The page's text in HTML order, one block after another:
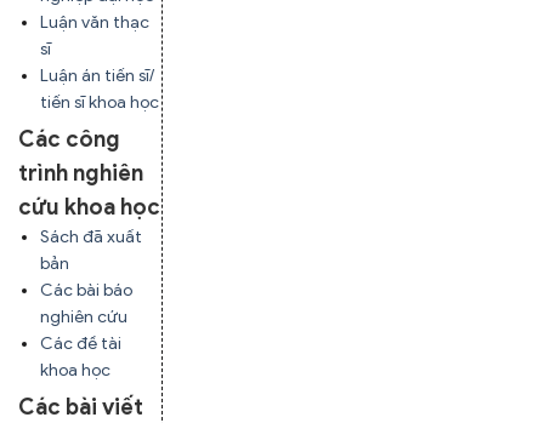
Luận văn thạc
sĩ
Luận án tiến sĩ/
tiến sĩ khoa học
Các công
trình nghiên
cứu khoa học
Sách đã xuất
bản
Các bài báo
nghiên cứu
Các đề tài
khoa học
Các bài viết